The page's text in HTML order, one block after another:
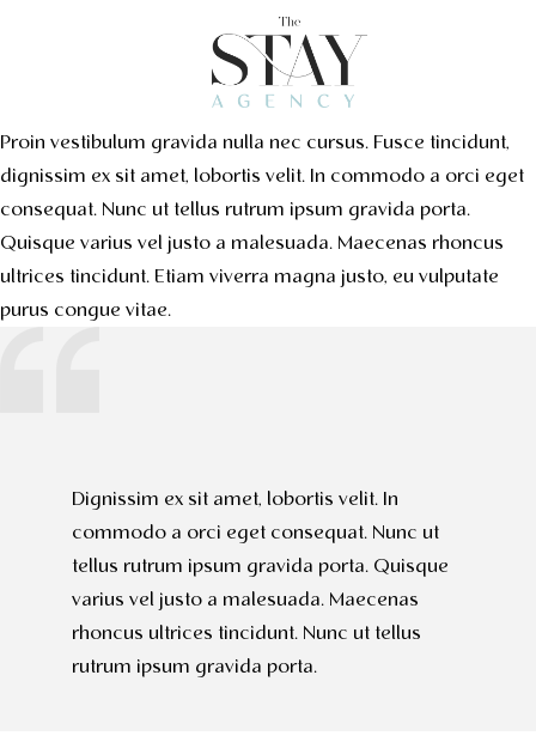
Proin vestibulum gravida nulla nec cursus. Fusce tincidunt,
dignissim ex sit amet, lobortis velit. In commodo a orci eget
consequat. Nunc ut tellus rutrum ipsum gravida porta.
Quisque varius vel justo a malesuada. Maecenas rhoncus
ultrices tincidunt. Etiam viverra magna justo, eu vulputate
purus congue vitae.
Dignissim ex sit amet, lobortis velit. In
commodo a orci eget consequat. Nunc ut
tellus rutrum ipsum gravida porta. Quisque
varius vel justo a malesuada. Maecenas
rhoncus ultrices tincidunt. Nunc ut tellus
rutrum ipsum gravida porta.